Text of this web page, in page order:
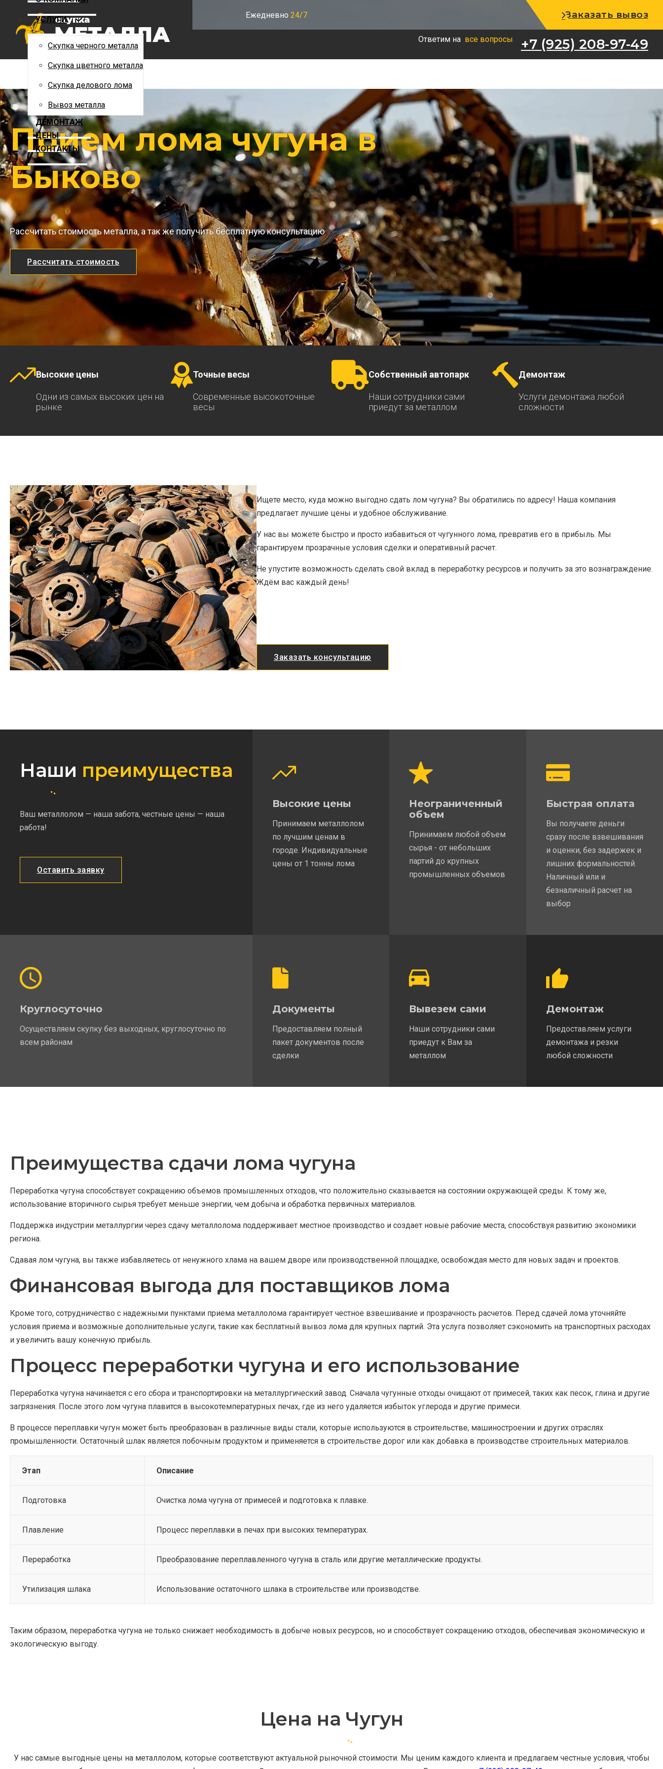
Скупка цветного металла
Скупка делового лома
Вывоз металла
ДЕМОНТАЖ
КОНТАКТЫ
+7 (925) 208-97-49
Ежедневно 24/7 Заказать вывоз
Ответим на все вопросы +7 (925) 208-97-49
УСЛУГИ
Скупка черного металла
Скупка цветного металла
Скупка делового лома
Вывоз металла
ДЕМОНТАЖ
ЦЕНЫ
КОНТАКТЫ
Прием лома чугуна в
Быково
Рассчитать стоимость металла, а так же получить бесплатную консультацию
Рассчитать стоимость
Высокие цены
Одни из самых высоких цен на
рынке
Точные весы
Современные высокоточные
весы
Собственный автопарк
Наши сотрудники сами
приедут за металлом
Демонтаж
Услуги демонтажа любой
сложности
Ищете место, куда можно выгодно сдать лом чугуна? Вы обратились по адресу! Наша компания
предлагает лучшие цены и удобное обслуживание.
У нас вы можете быстро и просто избавиться от чугунного лома, превратив его в прибыль. Мы
гарантируем прозрачные условия сделки и оперативный расчет.
Не упустите возможность сделать свой вклад в переработку ресурсов и получить за это вознаграждение.
Ждём вас каждый день!
Заказать консультацию
Наши преимущества
Ваш металлолом — наша забота, честные цены — наша
работа!
Оставить заявку
Высокие цены
Принимаем металлолом
по лучшим ценам в
городе. Индивидуальные
цены от 1 тонны лома
Неограниченный
объем
Принимаем любой объем
сырья - от небольших
партий до крупных
промышленных объемов
Быстрая оплата
Вы получаете деньги
сразу после взвешивания
и оценки, без задержек и
лишних формальностей.
Наличный или и
безналичный расчет на
выбор
Круглосуточно
Осуществляем скупку без выходных, круглосуточно по
всем районам
Документы
Предоставляем полный
пакет документов после
сделки
Вывезем сами
Наши сотрудники сами
приедут к Вам за
металлом
Демонтаж
Предоставляем услуги
демонтажа и резки
любой сложности
Преимущества сдачи лома чугуна
Переработка чугуна способствует сокращению объемов промышленных отходов, что положительно сказывается на состоянии окружающей среды. К тому же,
использование вторичного сырья требует меньше энергии, чем добыча и обработка первичных материалов.
Поддержка индустрии металлургии через сдачу металлолома поддерживает местное производство и создает новые рабочие места, способствуя развитию экономики
региона.
Сдавая лом чугуна, вы также избавляетесь от ненужного хлама на вашем дворе или производственной площадке, освобождая место для новых задач и проектов.
Финансовая выгода для поставщиков лома
Кроме того, сотрудничество с надежными пунктами приема металлолома гарантирует честное взвешивание и прозрачность расчетов. Перед сдачей лома уточняйте
условия приема и возможные дополнительные услуги, такие как бесплатный вывоз лома для крупных партий. Эта услуга позволяет сэкономить на транспортных расходах
и увеличить вашу конечную прибыль.
Процесс переработки чугуна и его использование
Переработка чугуна начинается с его сбора и транспортировки на металлургический завод. Сначала чугунные отходы очищают от примесей, таких как песок, глина и другие
загрязнения. После этого лом чугуна плавится в высокотемпературных печах, где из него удаляется избыток углерода и другие примеси.
В процессе переплавки чугун может быть преобразован в различные виды стали, которые используются в строительстве, машиностроении и других отраслях
промышленности. Остаточный шлак является побочным продуктом и применяется в строительстве дорог или как добавка в производстве строительных материалов.
Этап Описание
Подготовка Очистка лома чугуна от примесей и подготовка к плавке.
Плавление Процесс переплавки в печах при высоких температурах.
Переработка Преобразование переплавленного чугуна в сталь или другие металлические продукты.
Утилизация шлака Использование остаточного шлака в строительстве или производстве.
Таким образом, переработка чугуна не только снижает необходимость в добыче новых ресурсов, но и способствует сокращению отходов, обеспечивая экономическую и
экологическую выгоду.
Цена на Чугун
У нас самые выгодные цены на металлолом, которые соответствуют актуальной рыночной стоимости. Мы ценим каждого клиента и предлагаем честные условия, чтобы